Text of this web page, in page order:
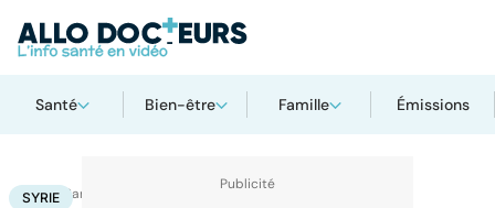
Santé Bien-être Famille Émissions
Accueil Santé
SYRIE